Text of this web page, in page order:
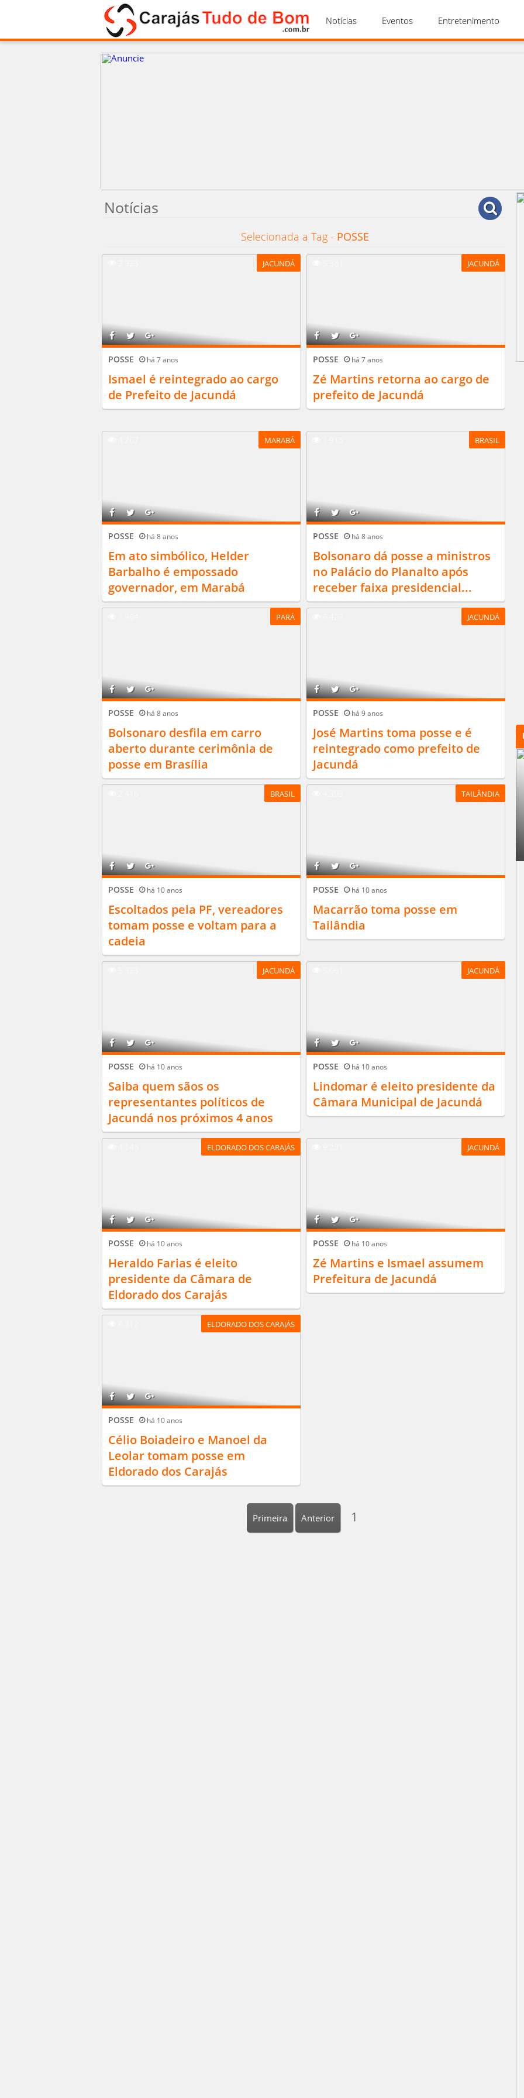
Notícias Eventos Entretenimento
Notícias
Selecionada a Tag - POSSE
JACUNDÁ
POSSE há 7 anos
Ismael é reintegrado ao cargo
de Prefeito de Jacundá
JACUNDÁ
POSSE há 7 anos
Zé Martins retorna ao cargo de
prefeito de Jacundá
MARABÁ
POSSE há 8 anos
Em ato simbólico, Helder
Barbalho é empossado
governador, em Marabá
BRASIL
POSSE há 8 anos
Bolsonaro dá posse a ministros
no Palácio do Planalto após
receber faixa presidencial...
PARÁ
POSSE há 8 anos
Bolsonaro desfila em carro
aberto durante cerimônia de
posse em Brasília
JACUNDÁ
POSSE há 9 anos
José Martins toma posse e é
reintegrado como prefeito de
Jacundá
BRASIL
POSSE há 10 anos
Escoltados pela PF, vereadores
tomam posse e voltam para a
cadeia
TAILÂNDIA
POSSE há 10 anos
Macarrão toma posse em
Tailândia
JACUNDÁ
POSSE há 10 anos
Saiba quem sãos os
representantes políticos de
Jacundá nos próximos 4 anos
JACUNDÁ
POSSE há 10 anos
Lindomar é eleito presidente da
Câmara Municipal de Jacundá
ELDORADO DOS CARAJÁS
POSSE há 10 anos
Heraldo Farias é eleito
presidente da Câmara de
Eldorado dos Carajás
JACUNDÁ
POSSE há 10 anos
Zé Martins e Ismael assumem
Prefeitura de Jacundá
ELDORADO DOS CARAJÁS
POSSE há 10 anos
Célio Boiadeiro e Manoel da
Leolar tomam posse em
Eldorado dos Carajás
Primeira Anterior 1